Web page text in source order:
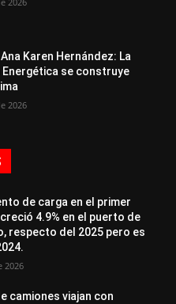
Karen Hernández: La
se construye
2026
de carga en el primer
4.9% en el puerto de
respecto del 2025 pero es
2026
camiones viajan con